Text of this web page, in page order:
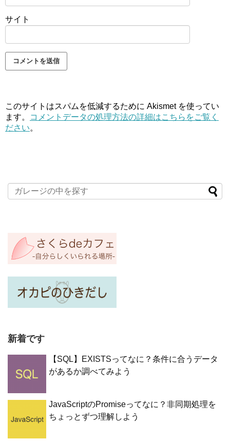
サイト
このサイトはスパムを低減するために Akismet を使ってい
ます。
コメントデータの処理方法の詳細はこちらをご覧く
ださい。
新着です
【SQL】EXISTSってなに？条件に合うデータ
があるか調べてみよう
JavaScriptのPromiseってなに？非同期処理を
ちょっとずつ理解しよう